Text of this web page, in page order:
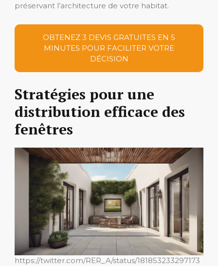
préservant l’architecture de votre habitat.
OBTENEZ 3 DEVIS GRATUITES EN 5
MINUTES POUR FACILITER VOTRE
DÉCISION
Stratégies pour une
distribution efficace des
fenêtres
https://twitter.com/RER_A/status/181853233297173